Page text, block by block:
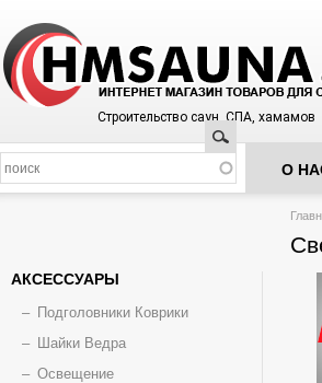
Строительство саун, СПА, хамамов
Поиск
О
Вы
АКСЕССУАРЫ
Подголовники Коврики
Шайки Ведра
Освещение